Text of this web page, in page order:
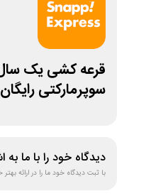
قرعه کشی یک
سوپرمارکتی
دیدگاه خود را با ما به
با ثبت دیدگاه خود ما را در ارائه